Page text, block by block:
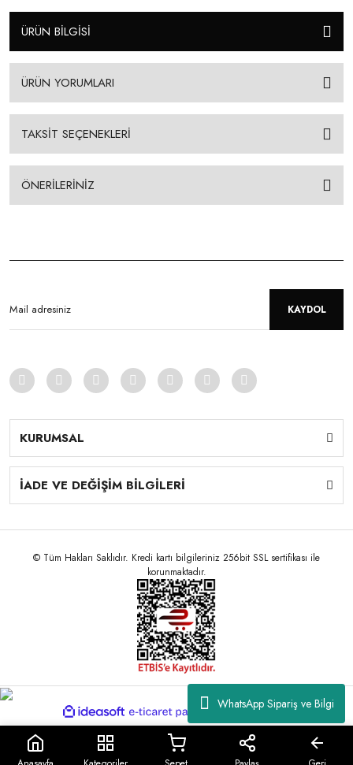
WhatsApp Sipariş ve Bilgi
ÜRÜN BİLGİSİ
ÜRÜN YORUMLARI
TAKSİT SEÇENEKLERİ
ÖNERİLERİNİZ
KAYDOL
KURUMSAL
İADE VE DEĞİŞİM BİLGİLERİ
© Tüm Hakları Saklıdır. Kredi kartı bilgileriniz 256bit SSL sertifikası ile
korunmaktadır.
ideasoft
ticaret
paketleri
ile
hazırlandı.